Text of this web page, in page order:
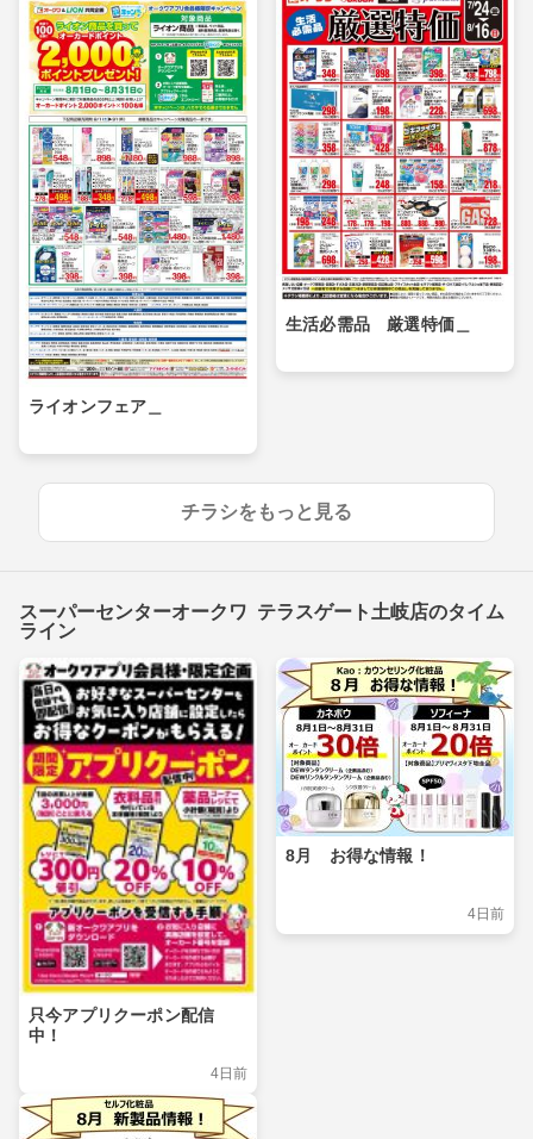
ライオンフェア＿
生活必需品 厳選特価＿
チラシをもっと見る
スーパーセンターオークワ テラスゲート土岐店のタイム
ライン
只今アプリクーポン配信
中！
4日前
8月 お得な情報！
4日前